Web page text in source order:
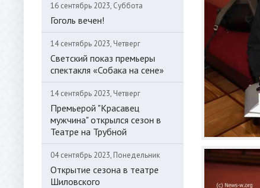
16 сентябрь 2023, Суббота
Гоголь вечен!
14 сентябрь 2023, Четверг
Светский показ премьеры
спектакля «Собака на сене»
14 сентябрь 2023, Четверг
Премьерой "Красавец
мужчина" открылся сезон в
Театре на Трубной
04 сентябрь 2023, Понедельник
Открытие сезона в театре
Шиловского